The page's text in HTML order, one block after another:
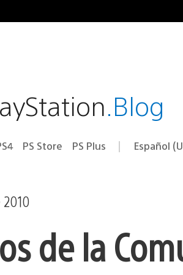
.Blog
PS Store PS Plus Región
Español
de la